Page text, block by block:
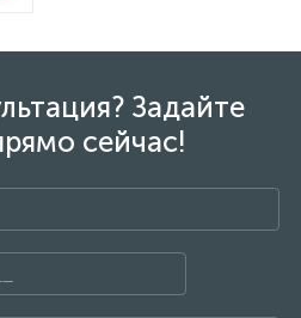
Задайте
сейчас!